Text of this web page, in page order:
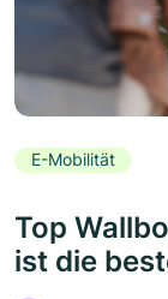
E-Mobilität
Top
ist die